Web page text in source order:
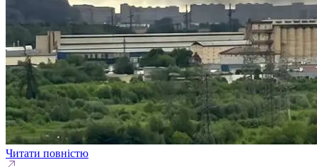
Читати повністю